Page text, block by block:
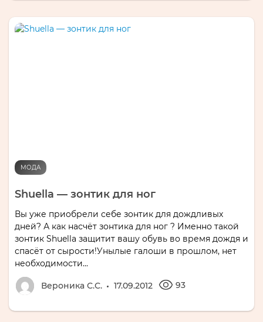
МОДА
Shuella — зонтик для ног
Вы уже приобрели себе зонтик для дождливых
дней? А как насчёт зонтика для ног ? Именно такой
зонтик Shuella защитит вашу обувь во время дождя и
спасёт от сырости!Унылые галоши в прошлом, нет
необходимости...
Вероника С.С. 17.09.2012 93